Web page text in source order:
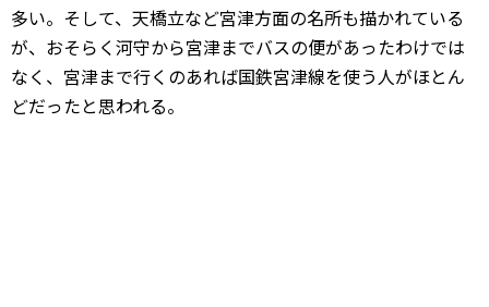
多い。そして、天橋立など宮津方面の名所も描かれている
が、おそらく河守から宮津までバスの便があったわけでは
なく、宮津まで行くのあれば国鉄宮津線を使う人がほとん
どだったと思われる。